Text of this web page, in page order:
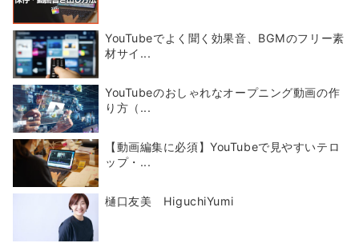
YouTubeでよく聞く効果音、BGMのフリー素
材サイ...
YouTubeのおしゃれなオープニング動画の作
り方（...
【動画編集に必須】YouTubeで見やすいテロ
ップ・...
樋口友美 HiguchiYumi